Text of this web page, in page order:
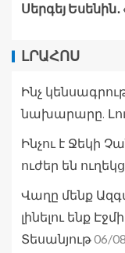
Սերգեյ
ԼՐԱՀՈՍ
Ինչ
նախարարը.
Ինչու է Ջեկի
ուժեր են
Վաղը մենք
լինելու ենք
Տեսանյութ06/